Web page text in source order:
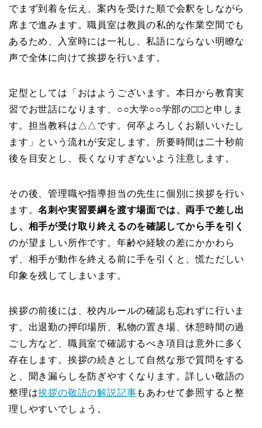
でまず到着を伝え、案内を受けた順で会釈をしながら
席まで進みます。職員室は教員の私的な作業空間でも
あるため、入室時には一礼し、私語にならない明瞭な
声で全体に向けて挨拶を行います。
定型としては「おはようございます。本日から教育実
習でお世話になります、○○大学○○学部の□□と申しま
す。担当教科は△△です。何卒よろしくお願いいたし
ます」という流れが安定します。所要時間は二十秒前
後を目安とし、長くなりすぎないよう注意します。
その後、管理職や指導担当の先生に個別に挨拶を行い
ます。名刺や実習要綱を渡す場面では、両手で差し出
し、相手が受け取り終えるのを確認してから手を引く
のが望ましい所作です。年齢や経験の差にかかわら
ず、相手が動作を終える前に手を引くと、慌ただしい
印象を残してしまいます。
挨拶の前後には、校内ルールの確認も忘れずに行いま
す。出退勤の押印場所、私物の置き場、休憩時間の過
ごし方など、職員室で確認するべき項目は意外に多く
存在します。挨拶の続きとして自然な形で質問をする
と、聞き漏らしを防ぎやすくなります。詳しい敬語の
整理は挨拶の敬語の解説記事もあわせて参照すると整
理しやすいでしょう。